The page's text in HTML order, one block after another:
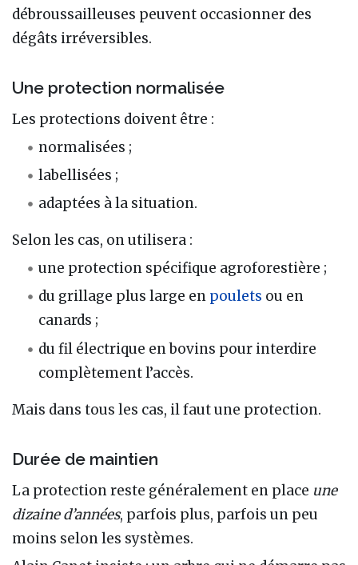
débroussailleuses peuvent occasionner des
dégâts irréversibles.
Une protection normalisée
Les protections doivent être :
normalisées ;
labellisées ;
adaptées à la situation.
Selon les cas, on utilisera :
une protection spécifique agroforestière ;
du grillage plus large en poulets ou en
canards ;
du fil électrique en bovins pour interdire
complètement l’accès.
Mais dans tous les cas, il faut une protection.
Durée de maintien
La protection reste généralement en place une
dizaine d’années, parfois plus, parfois un peu
moins selon les systèmes.